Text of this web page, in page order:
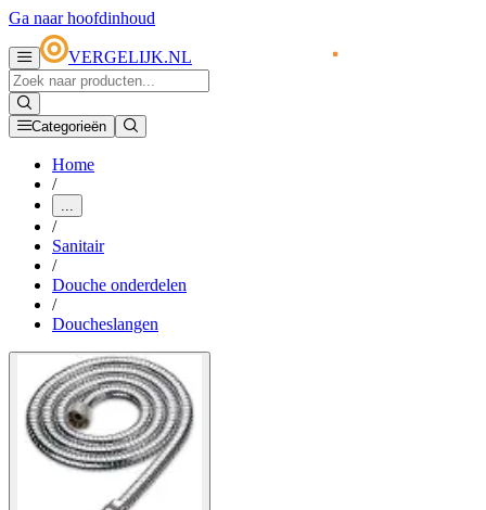
Ga naar hoofdinhoud
VERGELIJK.NL
Categorieën
Home
/
...
/
Sanitair
/
Douche onderdelen
/
Doucheslangen